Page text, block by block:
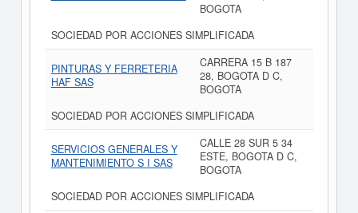
BOGOTA
SOCIEDAD POR ACCIONES SIMPLIFICADA
PINTURAS Y FERRETERIA
HAF SAS
CARRERA 15 B 187
28, BOGOTA D C,
BOGOTA
SOCIEDAD POR ACCIONES SIMPLIFICADA
SERVICIOS GENERALES Y
MANTENIMIENTO S I SAS
CALLE 28 SUR 5 34
ESTE, BOGOTA D C,
BOGOTA
SOCIEDAD POR ACCIONES SIMPLIFICADA